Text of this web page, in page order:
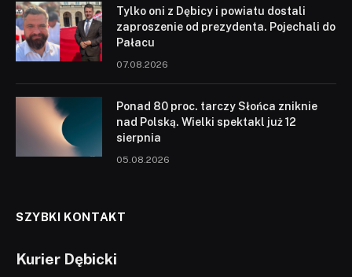
Tylko oni z Dębicy i powiatu dostali
zaproszenie od prezydenta. Pojechali do
Pałacu
07.08.2026
Ponad 80 proc. tarczy Słońca zniknie
nad Polską. Wielki spektakl już 12
sierpnia
05.08.2026
SZYBKI KONTAKT
Kurier Dębicki